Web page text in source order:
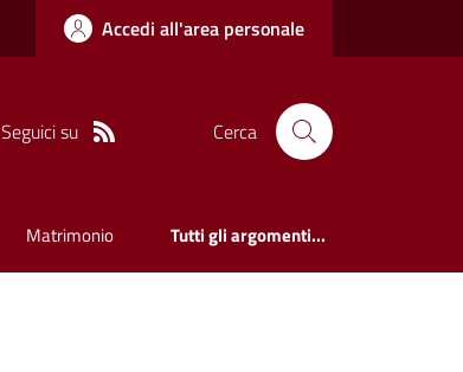
Accedi all'area personale
Seguici su Cerca
Matrimonio Tutti gli argomenti...